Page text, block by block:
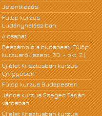
Jelentkezés
Fülöp kurzus
Ludányhalásziban
A csapat
Beszámoló a budapesti Fülöp
kurzusról (szept. 30. - okt. 2.)
Új élet Krisztusban kurzus
Újkígyóson
Fülöp kurzus Budapesten
János kurzus Szeged Tarján
városban
Új élet Krisztusban kurzus